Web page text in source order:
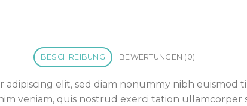
BESCHREIBUNG BEWERTUNGEN (0)
adipiscing elit, sed diam nonummy nibh
veniam, quis nostrud exerci tation ullamcorper